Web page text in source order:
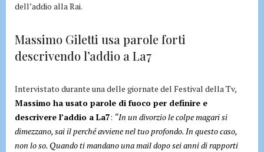
dell’addio alla Rai.
Massimo Giletti usa parole forti
descrivendo l’addio a La7
Intervistato durante una delle giornate del Festival della Tv,
Massimo ha usato parole di fuoco per definire e
descrivere l’addio a La7: “In un divorzio le colpe magari si
dimezzano, sai il perché avviene nel tuo profondo. In questo caso,
non lo so. Quando ti mandano una mail dopo sei anni di rapporti